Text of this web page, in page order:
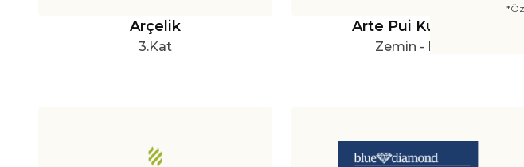
Arçelik
3.Kat
Arte Pui Kuaför
Zemin - P1